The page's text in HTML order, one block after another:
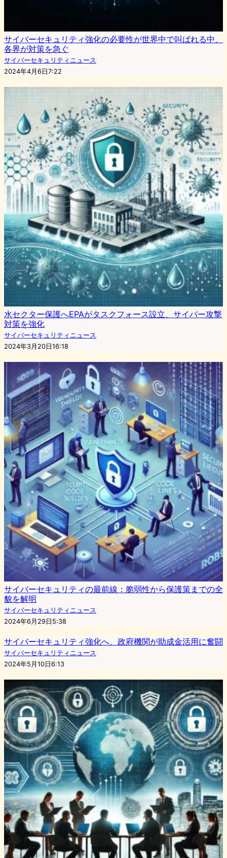
サイバーセキュリティ強化の必要性が世界中で叫ばれる中、
各界が対策を急ぐ
サイバーセキュリティニュース
2024年4月6日7:22
水セクター保護へEPAがタスクフォース設立、サイバー攻撃
対策を強化
サイバーセキュリティニュース
2024年3月20日16:18
サイバーセキュリティの最前線：脆弱性から保護策までの全
貌を解明
サイバーセキュリティニュース
2024年6月29日5:38
サイバーセキュリティ強化へ、政府機関が助成金活用に奮闘
サイバーセキュリティニュース
2024年5月10日6:13